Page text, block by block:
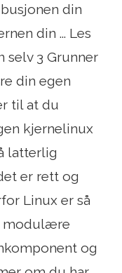
din
din ... Les
selv 3 Grunner
din egen
til at du
kjernelinux
latterlig
er rett og
Linux er så
modulære
og